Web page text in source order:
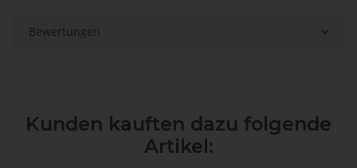
Bewertungen
Kunden kauften dazu folgende
Artikel: